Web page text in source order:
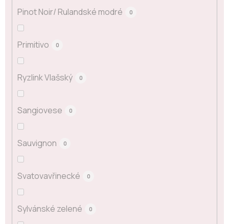
Pinot Noir/ Rulandské modré 0
Primitivo 0
Ryzlink Vlašský 0
Sangiovese 0
Sauvignon 0
Svatovavřinecké 0
Sylvánské zelené 0